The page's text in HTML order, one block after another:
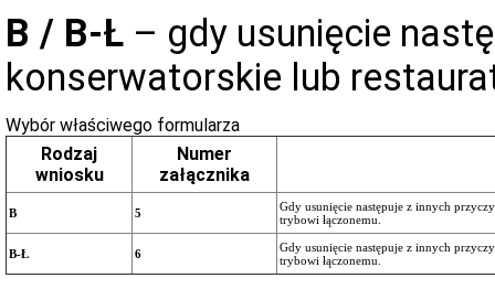
B / B-Ł – gdy usunięcie
konserwatorskie lub
Wybór właściwego formularza
Rodzaj
wniosku
Numer
załącznika
B 5
Gdy usunięcie następuje z innych
trybowi łączonemu.
B-Ł 6
Gdy usunięcie następuje z innych
trybowi łączonemu.